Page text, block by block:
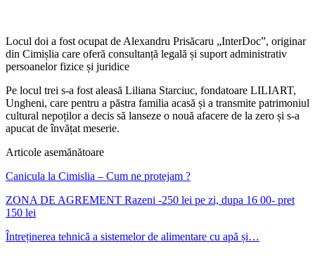
Locul doi a fost ocupat de Alexandru Prisăcaru „InterDoc”, originar
din Cimișlia care oferă consultanță legală și suport administrativ
persoanelor fizice și juridice
Pe locul trei s-a fost aleasă Liliana Starciuc, fondatoare LILIART,
Ungheni, care pentru a păstra familia acasă și a transmite patrimoniul
cultural nepoților a decis să lanseze o nouă afacere de la zero și s-a
apucat de învățat meserie.
Articole asemănătoare
Canicula la Cimislia – Cum ne protejam ?
ZONA DE AGREMENT Razeni -250 lei pe zi, dupa 16 00- pret
150 lei
Întreținerea tehnică a sistemelor de alimentare cu apă și…